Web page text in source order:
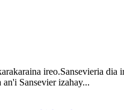
ireo.Sansevieria
Sansevier izahay...